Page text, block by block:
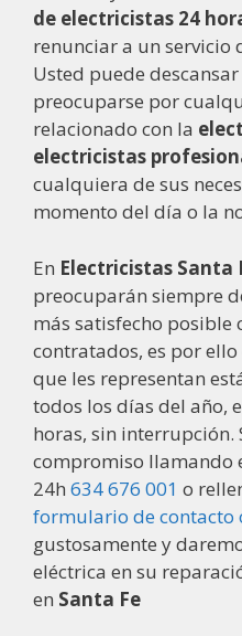
de electricistas 24
renunciar a un servicio
Usted puede
preocuparse por
relacionado con la
electricistas
cualquiera de sus
momento del día o la
En Electricistas Santa
preocuparán siempre
más satisfecho posible
contratados, es por
que les representan
todos los días del año,
horas, sin interrupción.
compromiso llamando
24h 634 676 001 o
formulario de contacto
gustosamente y
eléctrica en su
en Santa Fe